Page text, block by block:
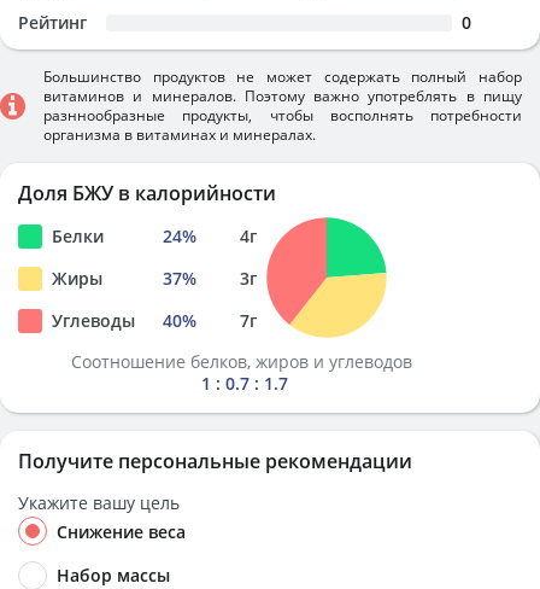
Рейтинг 0
Большинство продуктов не может содержать полный набор
витаминов и минералов. Поэтому важно употреблять в пищу
разннообразные продукты, чтобы восполнять потребности
организма в витаминах и минералах.
Доля БЖУ в калорийности
Белки 24% 4г
Жиры
37% 3г
Углеводы
40% 7г
Соотношение белков, жиров и углеводов
1 : 0.7 : 1.7
Получите персональные рекомендации
Укажите вашу цель
Снижение веса
Набор массы